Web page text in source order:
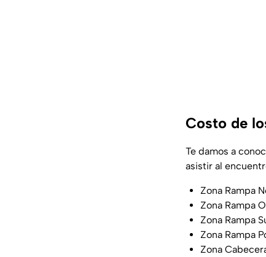
Costo de
Te damos a
asistir al
Zona Rampa
Zona Rampa
Zona Rampa
Zona Rampa
Zona